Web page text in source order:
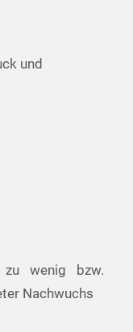
und
zu wenig bzw.
Nachwuchs